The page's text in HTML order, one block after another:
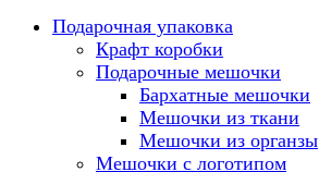
Подарочная упаковка
Крафт коробки
Подарочные мешочки
Бархатные мешочки
Мешочки из ткани
Мешочки из органзы
Мешочки с логотипом